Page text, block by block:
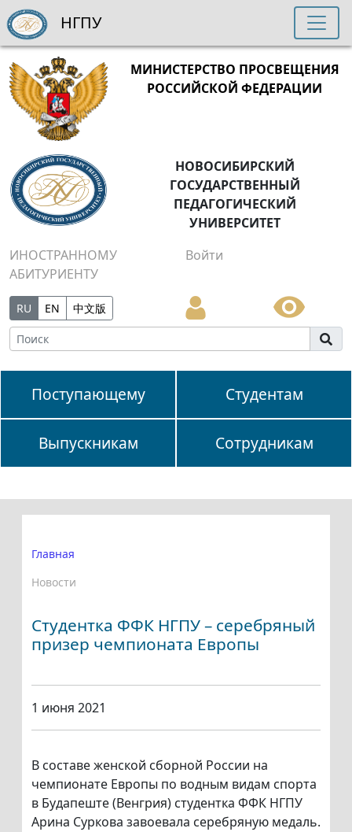
МИНИСТЕРСТВО ПРОСВЕЩЕНИЯ
РОССИЙСКОЙ ФЕДЕРАЦИИ
НОВОСИБИРСКИЙ
ГОСУДАРСТВЕННЫЙ
ПЕДАГОГИЧЕСКИЙ
УНИВЕРСИТЕТ
ИНОСТРАННОМУ
АБИТУРИЕНТУ
Войти
RU EN 中文版
Поступающему Студентам
Выпускникам Сотрудникам
НГПУ
Главная
Новости
Студентка ФФК НГПУ – серебряный
призер чемпионата Европы
1 июня 2021
В составе женской сборной России на
чемпионате Европы по водным видам спорта
в Будапеште (Венгрия) студентка ФФК НГПУ
Арина Суркова завоевала серебряную медаль.